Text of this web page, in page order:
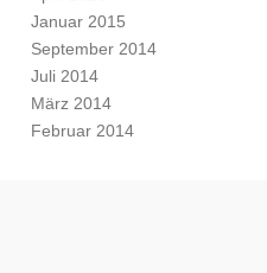
Januar 2015
September 2014
Juli 2014
März 2014
Februar 2014